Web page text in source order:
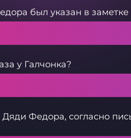
был указан в
у Галчонка?
Дяди Федора, согласно